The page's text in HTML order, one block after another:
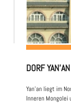
DORF YAN’AN
Yan'an liegt im
Inneren Mongolei